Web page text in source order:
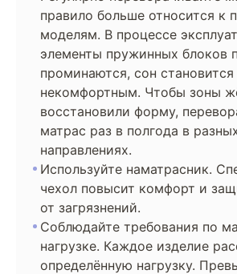
правило больше относится к
моделям. В процессе
элементы пружинных блоков
проминаются, сон становится
некомфортным. Чтобы зоны
восстановили форму,
матрас раз в полгода в
направлениях.
Используйте наматрасник.
чехол повысит комфорт и
от загрязнений.
Соблюдайте требования по
нагрузке. Каждое изделие
определённую нагрузку.